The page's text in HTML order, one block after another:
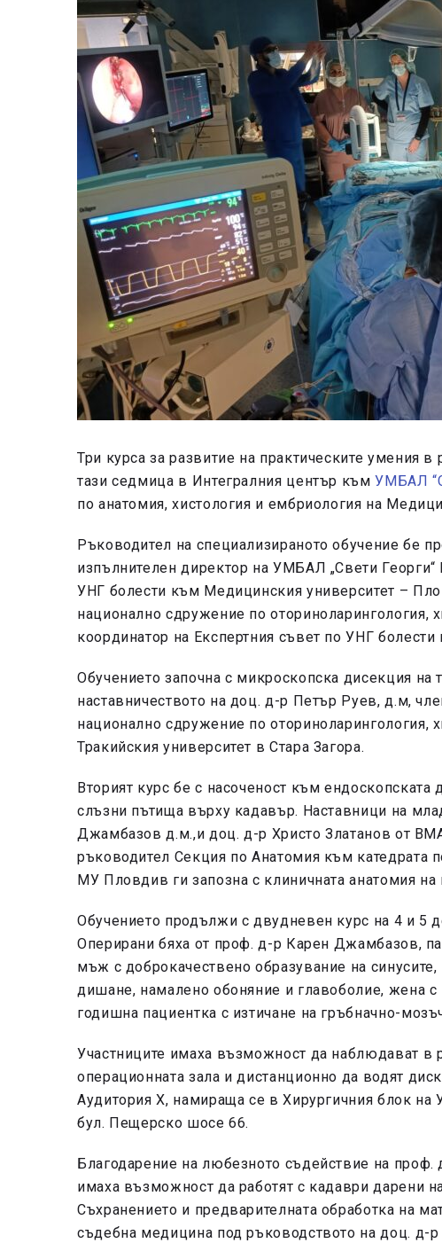
Три курса за развитие на практическите умения
тази седмица в Интегралния център къмУМБАЛ
по анатомия, хистология и ембриология на
Ръководител на специализираното обучение бе
изпълнителен директор на УМБАЛ „Свети
УНГ болести към Медицинския университет –
национално сдружение по оториноларингология,
координатор на Експертния съвет по УНГ
Обучението започна с микроскопска дисекция на
наставничеството на доц. д-р Петър Руев, д.м,
национално сдружение по оториноларингология,
Тракийския университет в Стара Загора.
Вторият курс бе с насоченост към
слъзни пътища върху кадавър. Наставници на
Джамбазов д.м.,и доц. д-р Христо Златанов от
ръководител Секция по Анатомия към катедрата
МУ Пловдив ги запозна с клиничната анатомия на
Обучението продължи с двудневен курс на 4 и 5
Оперирани бяха от проф. д-р Карен Джамбазов,
мъж с доброкачествено образувание на
дишане, намалено обоняние и главоболие, жена
годишна пациентка с изтичане на гръбначно-
Участниците имаха възможност да наблюдават в
операционната зала и дистанционно да водят
Аудитория X, намираща се в Хирургичния блок
бул. Пещерско шосе 66.
Благодарение на любезното съдействие на
имаха възможност да работят с кадаври дарени
Съхранението и предварителната обработка на
съдебна медицина под ръководството на доц. д-